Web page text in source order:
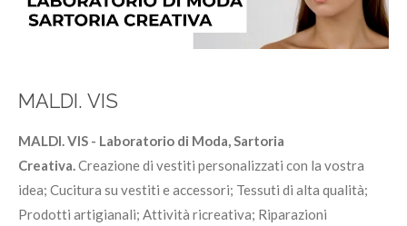
MALDI. VIS
MALDI. VIS - Laboratorio di Moda, Sartoria
Creativa.Creazione di vestiti personalizzati con la vostra
idea; Cucitura su vestiti e accessori; Tessuti di alta qualità;
Prodotti artigianali; Attività ricreativa; Riparazioni